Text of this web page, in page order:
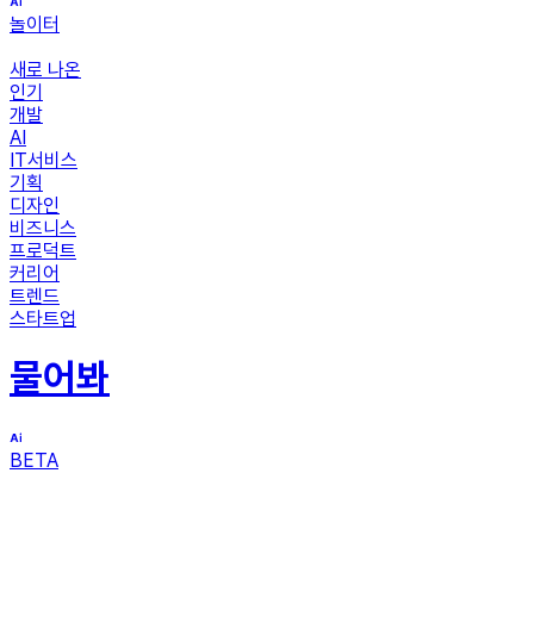
놀이터
새로 나온
인기
개발
AI
IT서비스
기획
디자인
비즈니스
프로덕트
커리어
트렌드
스타트업
물어봐
BETA